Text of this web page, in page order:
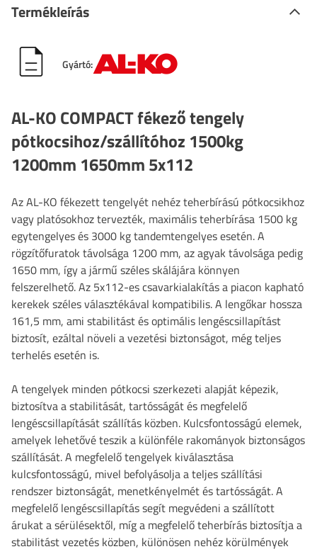
Termékleírás
Gyártó:
AL-KO COMPACT fékező tengely
pótkocsihoz/szállítóhoz 1500kg
1200mm 1650mm 5x112
Az AL-KO fékezett tengelyét nehéz teherbírású pótkocsikhoz
vagy platósokhoz tervezték, maximális teherbírása 1500 kg
egytengelyes és 3000 kg tandemtengelyes esetén. A
rögzítőfuratok távolsága 1200 mm, az agyak távolsága pedig
1650 mm, így a jármű széles skálájára könnyen
felszerelhető. Az 5x112-es csavarkialakítás a piacon kapható
kerekek széles választékával kompatibilis. A lengőkar hossza
161,5 mm, ami stabilitást és optimális lengéscsillapítást
biztosít, ezáltal növeli a vezetési biztonságot, még teljes
terhelés esetén is.
A tengelyek minden pótkocsi szerkezeti alapját képezik,
biztosítva a stabilitását, tartósságát és megfelelő
lengéscsillapítását szállítás közben. Kulcsfontosságú elemek,
amelyek lehetővé teszik a különféle rakományok biztonságos
szállítását. A megfelelő tengelyek kiválasztása
kulcsfontosságú, mivel befolyásolja a teljes szállítási
rendszer biztonságát, menetkényelmét és tartósságát. A
megfelelő lengéscsillapítás segít megvédeni a szállított
árukat a sérülésektől, míg a megfelelő teherbírás biztosítja a
stabilitást vezetés közben, különösen nehéz körülmények